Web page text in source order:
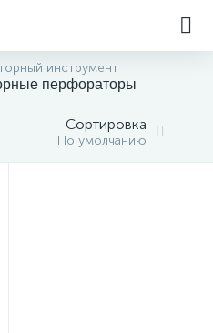
инструмент
перфораторы
Сортировка
По умолчанию